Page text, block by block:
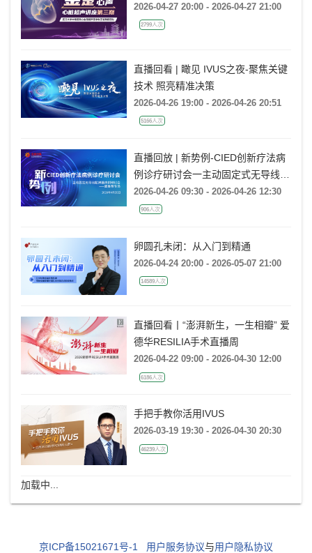
2026-04-27 20:00 - 2026-04-27 21:00
2799人次
直播回看 | 瞰见 IVUS之夜-聚焦关键
技术 照亮精准决策
2026-04-26 19:00 - 2026-04-26 20:51
5166人次
直播回放 | 新势例-CIED创新疗法病
例诊疗研讨会一主动固定式无导线起
搏器病例研讨会一冀鲁豫专场
2026-04-26 09:30 - 2026-04-26 12:30
906人次
卵圆孔未闭：从入门到精通
2026-04-24 20:00 - 2026-05-07 21:00
14589人次
直播回看丨“澎湃新生，一生相瓣” 爱
德华RESILIA手术直播周
2026-04-22 09:00 - 2026-04-30 12:00
6186人次
手把手教你活用IVUS
2026-03-19 19:30 - 2026-04-30 20:30
46239人次
加载中...
京ICP备15021671号-1 用户服务协议与用户隐私协议